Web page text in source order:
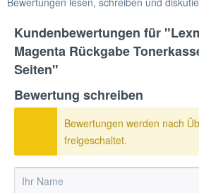
Kundenbewertungen für
Magenta Rückgabe
Seiten"
Bewertung schreiben
Bewertungen werden nach
freigeschaltet.